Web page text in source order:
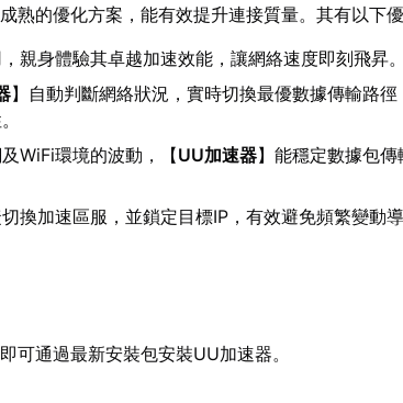
熟的優化方案，能有效提升連接質量。其有以下
，親身體驗其卓越加速效能，讓網絡速度即刻飛昇
】自動判斷網絡狀況，實時切換最優數據傳輸路
及WiFi環境的波動，【UU加速器】能穩定數據包
切換加速區服，並鎖定目標IP，有效避免頻繁變動
可通過最新安裝包安裝UU加速器。